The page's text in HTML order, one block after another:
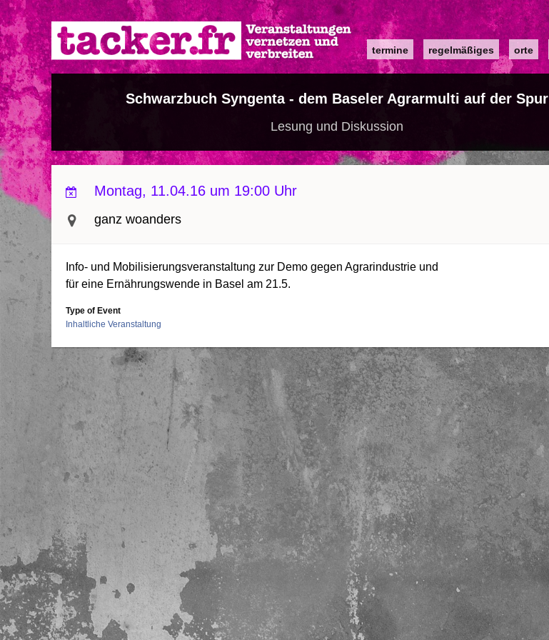
Direkt
zum
Inhalt
Main
navigation
termine regelmäßiges orte
Schwarzbuch Syngenta - dem Baseler Agrarmulti auf der Spur
Lesung und Diskussion
Montag, 11.04.16 um 19:00 Uhr
ganz woanders
Info- und Mobilisierungsveranstaltung zur Demo gegen Agrarindustrie und
für eine Ernährungswende in Basel am 21.5.
Type of Event
Inhaltliche Veranstaltung